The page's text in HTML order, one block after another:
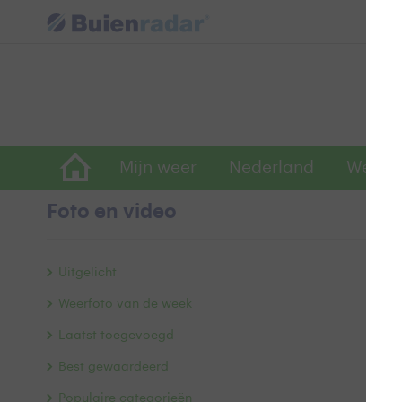
Mijn weer Nederland
Foto en video
Uitgelicht
Weerfoto van de week
Laatst toegevoegd
Best gewaardeerd
Populaire categorieën